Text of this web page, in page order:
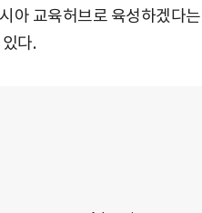
아 교육허브로 육성하겠다
다.